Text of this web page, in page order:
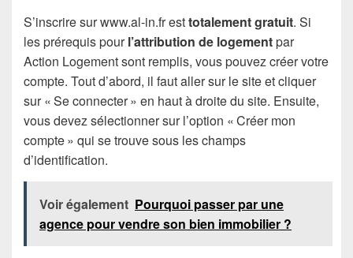
S’inscrire sur www.al-in.fr esttotalement gratuit. Si
les prérequis pourl’attribution de logementpar
Action Logement sont remplis, vous pouvez créer votre
compte. Tout d’abord, il faut aller sur le site et cliquer
sur « Se connecter » en haut à droite du site. Ensuite,
vous devez sélectionner sur l’option « Créer mon
compte » qui se trouve sous les champs
d’identification.
Voir également Pourquoi passer par une
agence pour vendre son bien immobilier ?